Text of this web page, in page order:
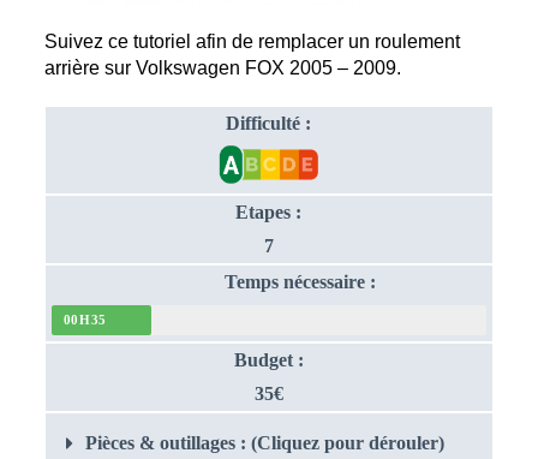
Suivez ce tutoriel afin de remplacer un roulement
arrière sur Volkswagen FOX 2005 – 2009.
Difficulté :
Etapes :
7
Temps nécessaire :
00H35
Budget :
35€
Pièces & outillages : (Cliquez pour dérouler)